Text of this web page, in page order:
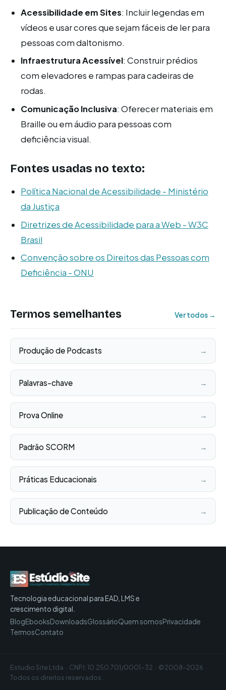
Acessibilidade em Sites: Incluir legendas em
vídeos e usar cores que sejam fáceis de ler para
pessoas com daltonismo.
Infraestrutura Acessível: Construir prédios
com elevadores e rampas para cadeiras de
rodas.
Comunicação Inclusiva: Oferecer materiais em
Braille ou em áudio para pessoas com
deficiência visual.
Fontes usadas no texto:
Política Nacional de Acessibilidade - Ministério
da Justiça
Diretrizes de Acessibilidade para a Web - W3C
Brasil
Convenção sobre os Direitos das Pessoas com
Deficiência - ONU
Termos semelhantes Ver todos →
Produção de Podcasts →
Palavras-chave →
Prova Online →
Padrão SCORM →
Práticas Educacionais →
Publicação de Conteúdo →
Tecnologia educacional para EAD, LMS e
crescimento digital.
BlogEbooksDownloadsGlossárioQuem somosPrivacidade
TermosContato
Estudio Site Ltda · CNPJ: 10.250.701/0001-32 · ©2008–2026
Todos os direitos reservados.